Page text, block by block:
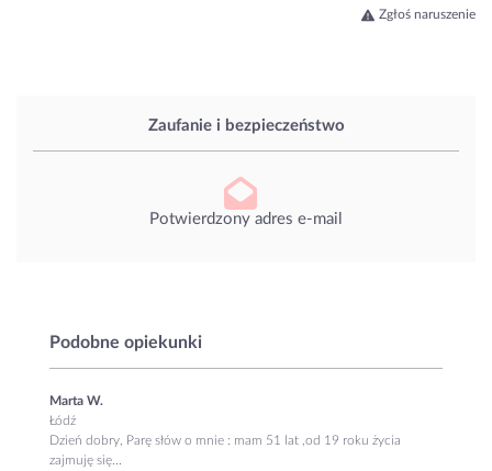
Zaufanie i bezpieczeństwo
Potwierdzony adres e-mail
Podobne opiekunki
Marta W.
Łódź
Dzień dobry, Parę słów o mnie : mam 51 lat ,od 19 roku życia
zajmuję się...
Zgłoś naruszenie